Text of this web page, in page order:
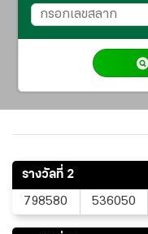
รางวัลที่ 2
798580 536050